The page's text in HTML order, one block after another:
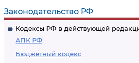
Законодательство РФ
Кодексы РФ в действующей
АПК РФ
Бюджетный кодекс